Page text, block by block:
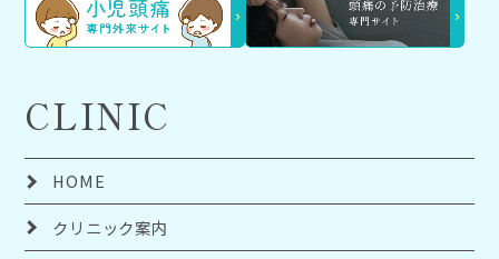
CLINIC
HOME
クリニック案内